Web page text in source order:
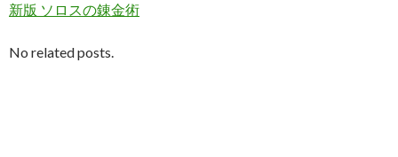
新版 ソロスの錬金術
No related posts.